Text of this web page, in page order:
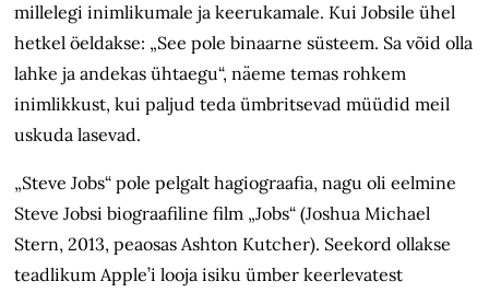
millelegi inimlikumale ja keerukamale. Kui Jobsile ühel
hetkel öeldakse: „See pole binaarne süsteem. Sa võid olla
lahke ja andekas ühtaegu“, näeme temas rohkem
inimlikkust, kui paljud teda ümbritsevad müüdid meil
uskuda lasevad.
„Steve Jobs“ pole pelgalt hagiograafia, nagu oli eelmine
Steve Jobsi biograafiline film „Jobs“ (Joshua Michael
Stern, 2013, peaosas Ashton Kutcher). Seekord ollakse
teadlikum Apple’i looja isiku ümber keerlevatest